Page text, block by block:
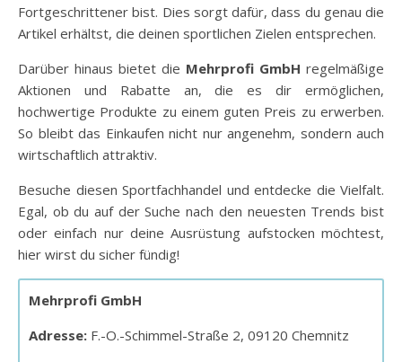
Fortgeschrittener bist. Dies sorgt dafür, dass du genau die
Artikel erhältst, die deinen sportlichen Zielen entsprechen.
Darüber hinaus bietet die Mehrprofi GmbH regelmäßige
Aktionen und Rabatte an, die es dir ermöglichen,
hochwertige Produkte zu einem guten Preis zu erwerben.
So bleibt das Einkaufen nicht nur angenehm, sondern auch
wirtschaftlich attraktiv.
Besuche diesen Sportfachhandel und entdecke die Vielfalt.
Egal, ob du auf der Suche nach den neuesten Trends bist
oder einfach nur deine Ausrüstung aufstocken möchtest,
hier wirst du sicher fündig!
Mehrprofi GmbH
Adresse: F.-O.-Schimmel-Straße 2, 09120 Chemnitz